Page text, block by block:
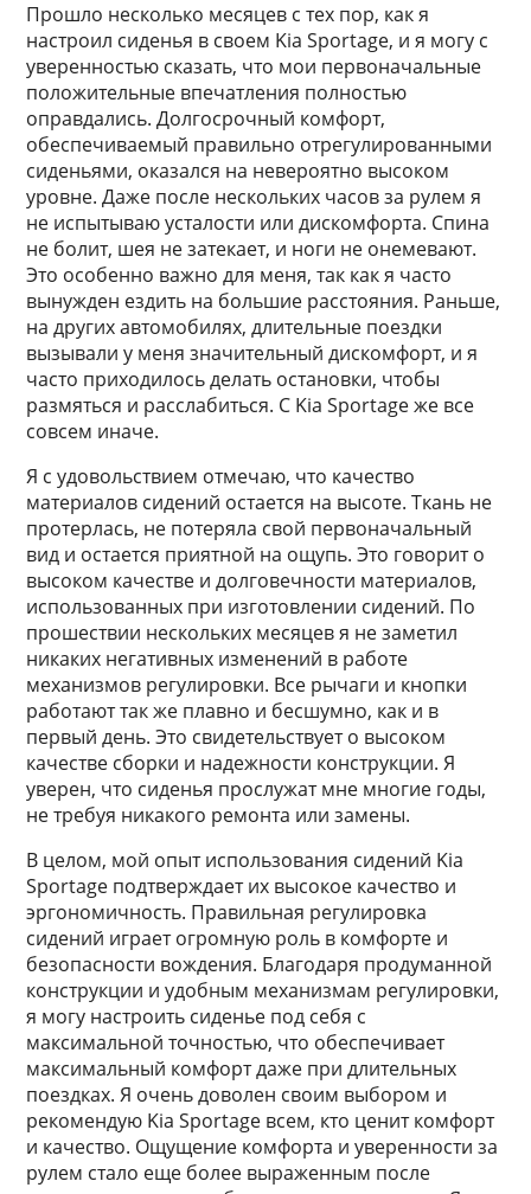
Прошло несколько месяцев с тех пор, как я
настроил сиденья в своем Kia Sportage, и я могу с
уверенностью сказать, что мои первоначальные
положительные впечатления полностью
оправдались. Долгосрочный комфорт,
обеспечиваемый правильно отрегулированными
сиденьями, оказался на невероятно высоком
уровне. Даже после нескольких часов за рулем я
не испытываю усталости или дискомфорта. Спина
не болит, шея не затекает, и ноги не онемевают.
Это особенно важно для меня, так как я часто
вынужден ездить на большие расстояния. Раньше,
на других автомобилях, длительные поездки
вызывали у меня значительный дискомфорт, и я
часто приходилось делать остановки, чтобы
размяться и расслабиться. С Kia Sportage же все
совсем иначе.
Я с удовольствием отмечаю, что качество
материалов сидений остается на высоте. Ткань не
протерлась, не потеряла свой первоначальный
вид и остается приятной на ощупь. Это говорит о
высоком качестве и долговечности материалов,
использованных при изготовлении сидений. По
прошествии нескольких месяцев я не заметил
никаких негативных изменений в работе
механизмов регулировки. Все рычаги и кнопки
работают так же плавно и бесшумно, как и в
первый день. Это свидетельствует о высоком
качестве сборки и надежности конструкции. Я
уверен, что сиденья прослужат мне многие годы,
не требуя никакого ремонта или замены.
В целом, мой опыт использования сидений Kia
Sportage подтверждает их высокое качество и
эргономичность. Правильная регулировка
сидений играет огромную роль в комфорте и
безопасности вождения. Благодаря продуманной
конструкции и удобным механизмам регулировки,
я могу настроить сиденье под себя с
максимальной точностью, что обеспечивает
максимальный комфорт даже при длительных
поездках. Я очень доволен своим выбором и
рекомендую Kia Sportage всем, кто ценит комфорт
и качество. Ощущение комфорта и уверенности за
рулем стало еще более выраженным после